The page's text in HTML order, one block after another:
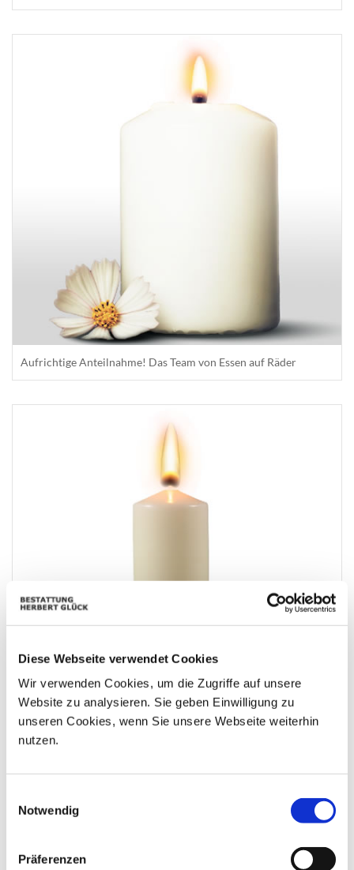
Diese Webseite verwendet Cookies
Wir verwenden Cookies, um die Zugriffe auf unsere
Website zu analysieren. Sie geben Einwilligung zu
unseren Cookies, wenn Sie unsere Webseite weiterhin
nutzen.
Notwendig
Präferenzen
Aufrichtige Anteilnahme! Das Team von Essen auf Räder